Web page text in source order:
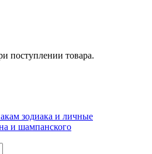
поступлении товара.
зодиака и личные
и шампанского